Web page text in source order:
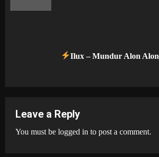
Ilux – Mundur Alon Alon
Leave a Reply
You must be logged in to post a comment.